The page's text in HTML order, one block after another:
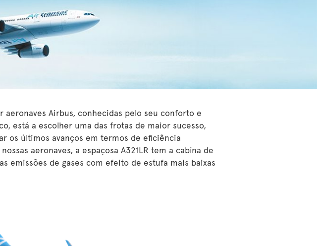
Airbus, conhecidas pelo seu conforto e
está a escolher uma das frotas de maior sucesso,
os últimos avanços em termos de eficiência
aeronaves, a espaçosa A321LR tem a cabina de
emissões de gases com efeito de estufa mais baixas